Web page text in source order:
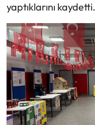
yaptıklarını kaydetti.